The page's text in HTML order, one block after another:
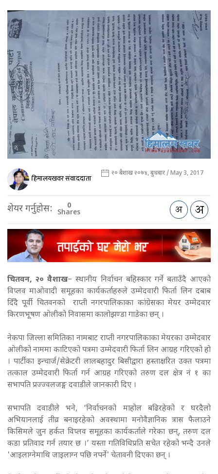
हिमालयखवर संवाददाता २० बैशाख २०७४, बुधबार / May 3, 2017
शेयर गर्नुहोस: 0
Shares
चितवन,२० वैशाख– स्थानीय निर्वाचन बहिस्कार गर्ने बताउँदै आएको
विप्लव माओवादी समूहका कार्यकर्ताहरुले उम्मेदवारी फिर्ता लिन दबाब
दिँदै पूर्वी चितवनको राप्ती नगरपालिकाका कांग्रेसका मेयर उम्मेदवार
किरणभूषण ओलीको निवासमा कालोझण्डा गाडेका छन् ।
नेकपा जिल्ला समितिका नामबाट राप्ती नगरपालिकाका मेयरका उम्मेदवार
ओलीको नाममा काटिएको पत्रमा उम्मेदवारी फिर्ता लिन आग्रह गरिएको हो
। पार्टीका इन्चार्ज/सेक्रेटरी लालबहादुर बिसीद्वारा हस्ताक्षरित उक्त पत्रमा
तत्काल उम्मेदवारी फिर्ता गर्न आग्रह गरिएको तरुण दल क्षेत्र नं १ का
सभापति प्रज्ज्वलजङ्ग दवाडीले जानकारी दिए ।
सभापति दवाडीले भने, ‘निर्वाचनको माहोल बढिरहेको र घरदैलो
अभियानलाई तीव्र बनाइरहेको अवस्थामा मनोवैज्ञानिक त्रास फैलाउने
किसिमले जुन हर्कत विप्लव समूहका कार्यकर्ताले गरेका छन्, तरुण दल
कडा प्रतिवाद गर्न तयार छ ।’ यस्ता गतिविधिप्रति सचेत रहेको भन्दै उनले
'आइलाग्नेमाथि जाइलाग्न पछि नपर्ने' चेतावनी दिएका छन् ।